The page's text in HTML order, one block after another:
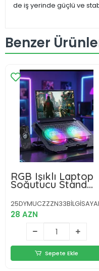
de iş yerinde güçlü ve
Benzer
RGB Işıklı Laptop
Soğutucu Stand
Çift Fanlı Sessiz
Çalışan
Ayarlanabilir
28 AZN
Sepete Ekle